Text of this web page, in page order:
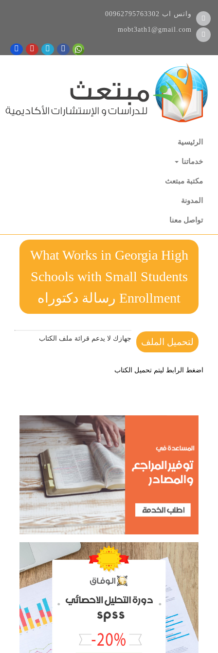
00962795763302 واتس اب
mobt3ath1@gmail.com
الرئيسية
خدماتنا
مكتبة مبتعث
المدونة
تواصل معنا
What Works in Georgia High
Schools with Small Students
Enrollment رسالة دكتوراه
لتحميل الملف جهازك لا يدعم قرائة ملف الكتاب
اضغط الرابط ليتم تحميل الكتاب